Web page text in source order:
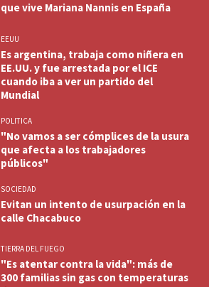
que vive Mariana Nannis en España
EEUU
Es argentina, trabaja como niñera en
EE.UU. y fue arrestada por el ICE
cuando iba a ver un partido del
Mundial
POLITICA
"No vamos a ser cómplices de la usura
que afecta a los trabajadores
públicos"
SOCIEDAD
Evitan un intento de usurpación en la
calle Chacabuco
TIERRA DEL FUEGO
"Es atentar contra la vida": más de
300 familias sin gas con temperaturas